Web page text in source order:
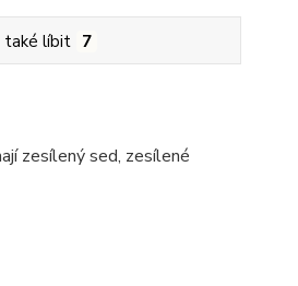
také líbit 7
zesílený sed, zesílené